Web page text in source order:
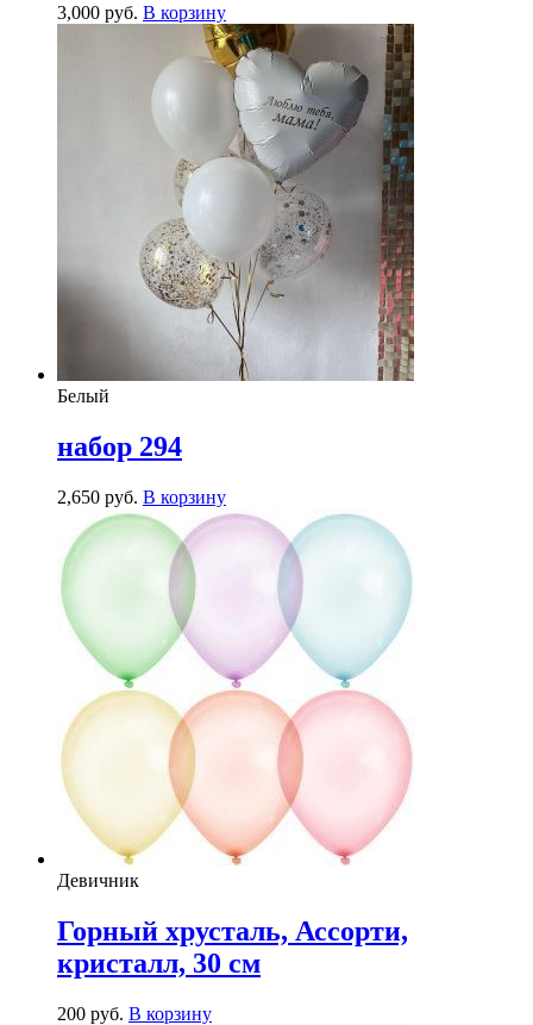
3,000 руб. В корзину
Белый
набор 294
2,650 руб. В корзину
Девичник
Горный хрусталь, Ассорти,
кристалл, 30 см
200 руб. В корзину